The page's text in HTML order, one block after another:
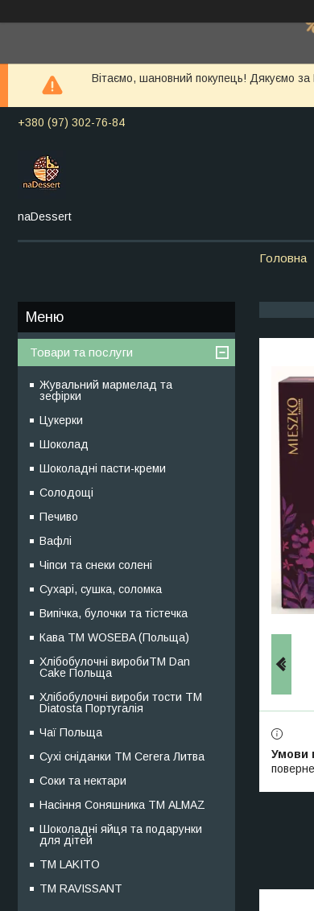
Вітаємо, шановний покупець! Дякуємо
+380 (97) 302-76-84
naDessert
Головна
Товари та послуги
Жувальний мармелад та
зефірки
Цукерки
Шоколад
Шоколадні пасти-креми
Солодощі
Печиво
Вафлі
Чіпси та снеки солені
Сухарі, сушка, соломка
Випічка, булочки та тістечка
Кава TM WOSEBA (Польща)
Хлібобулочні виробиTM Dan
Cake Польща
Хлібобулочні вироби тости ТМ
Diatosta Португалія
Чаї Польща
Сухі сніданки ТМ Cerera Литва
Соки та нектари
Насіння Соняшника ТМ ALMAZ
Шоколадні яйця та подарунки
для дітей
ТМ LAKITO
ТМ RAVISSANT